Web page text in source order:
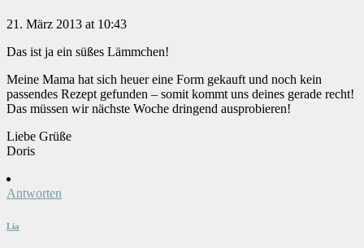
21. März 2013 at 10:43
Das ist ja ein süßes Lämmchen!
Meine Mama hat sich heuer eine Form gekauft und noch kein
passendes Rezept gefunden – somit kommt uns deines gerade recht!
Das müssen wir nächste Woche dringend ausprobieren!
Liebe Grüße
Doris
Antworten
Lia